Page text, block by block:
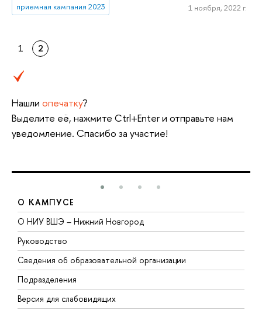
приемная кампания 2023 1 ноября, 2022 г.
1 2
Нашли опечатку?
Выделите её, нажмите Ctrl+Enter и отправьте нам
уведомление. Спасибо за участие!
О КАМПУСЕ
О НИУ ВШЭ – Нижний Новгород
Руководство
Сведения об образовательной организации
Подразделения
Версия для слабовидящих